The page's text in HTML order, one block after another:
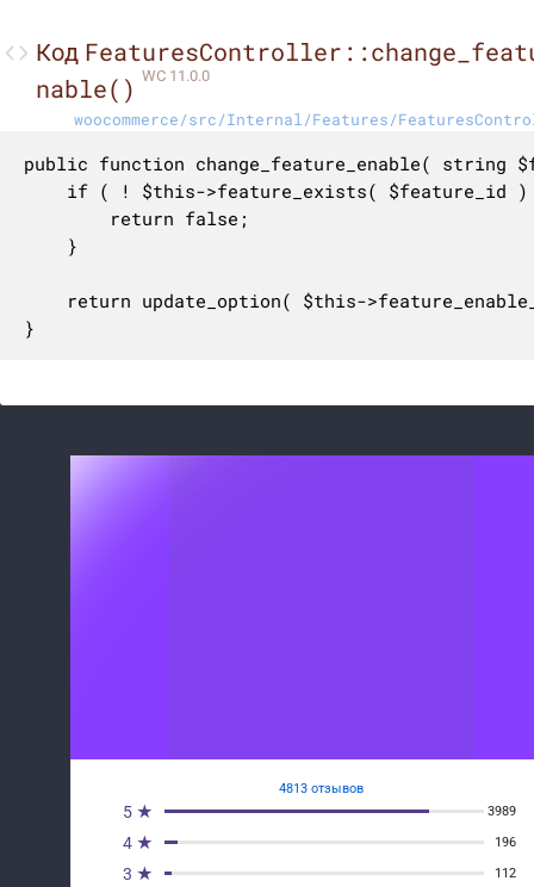
Код
nable() WC 11.0.0
woocommerce/src/Internal/Features/
public function change_feature_enable( string
}
4813 отзывов
5 ★ 3989
4 ★ 196
3 ★ 112